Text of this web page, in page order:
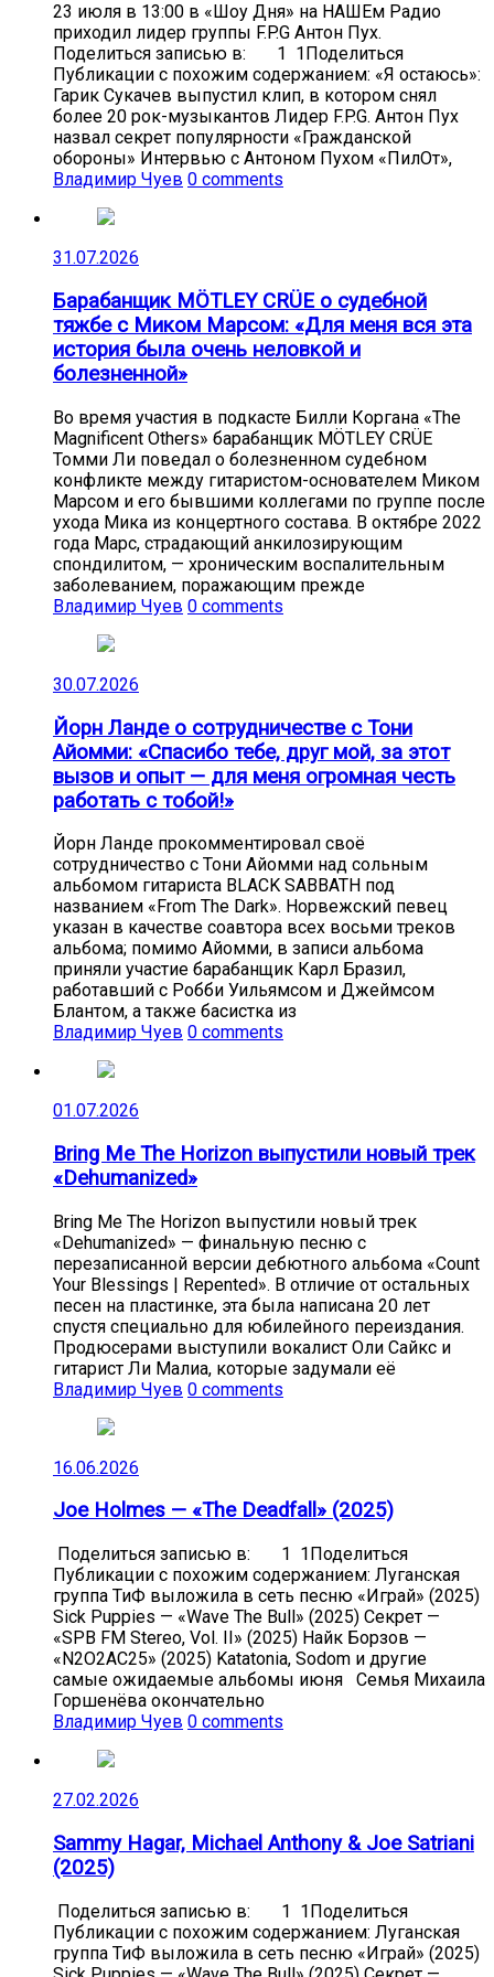
23 июля в 13:00 в «Шоу Дня» на НАШЕм Радио
приходил лидер группы F.P.G Антон Пух.
Поделиться записью в: 1 1Поделиться
Публикации с похожим содержанием: «Я остаюсь»:
Гарик Сукачев выпустил клип, в котором снял
более 20 рок-музыкантов Лидер F.P.G. Антон Пух
назвал секрет популярности «Гражданской
обороны» Интервью с Антоном Пухом «ПилОт»,
Владимир Чуев 0 comments
31.07.2026
Барабанщик MÖTLEY CRÜE о судебной
тяжбе с Миком Марсом: «Для меня вся эта
история была очень неловкой и
болезненной»
Во время участия в подкасте Билли Коргана «The
Magnificent Others» барабанщик MÖTLEY CRÜE
Томми Ли поведал о болезненном судебном
конфликте между гитаристом-основателем Миком
Марсом и его бывшими коллегами по группе после
ухода Мика из концертного состава. В октябре 2022
года Марс, страдающий анкилозирующим
спондилитом, — хроническим воспалительным
заболеванием, поражающим прежде
Владимир Чуев 0 comments
30.07.2026
Йорн Ланде о сотрудничестве с Тони
Айомми: «Спасибо тебе, друг мой, за этот
вызов и опыт — для меня огромная честь
работать с тобой!»
Йорн Ланде прокомментировал своё
сотрудничество с Тони Айомми над сольным
альбомом гитариста BLACK SABBATH под
названием «From The Dark». Норвежский певец
указан в качестве соавтора всех восьми треков
альбома; помимо Айомми, в записи альбома
приняли участие барабанщик Карл Бразил,
работавший с Робби Уильямсом и Джеймсом
Блантом, а также басистка из
Владимир Чуев 0 comments
01.07.2026
Bring Me The Horizon выпустили новый трек
«Dehumanized»
Bring Me The Horizon выпустили новый трек
«Dehumanized» — финальную песню с
перезаписанной версии дебютного альбома «Count
Your Blessings | Repented». В отличие от остальных
песен на пластинке, эта была написана 20 лет
спустя специально для юбилейного переиздания.
Продюсерами выступили вокалист Оли Сайкс и
гитарист Ли Малиа, которые задумали её
Владимир Чуев 0 comments
16.06.2026
Joe Holmes — «The Deadfall» (2025)
Поделиться записью в: 1 1Поделиться
Публикации с похожим содержанием: Луганская
группа ТиФ выложила в сеть песню «Играй» (2025)
Sick Puppies — «Wave The Bull» (2025) Секрет —
«SPB FM Stereo, Vol. II» (2025) Найк Борзов —
«N2O2AC25» (2025) Katatonia, Sodom и другие
самые ожидаемые альбомы июня Семья Михаила
Горшенёва окончательно
Владимир Чуев 0 comments
27.02.2026
Sammy Hagar, Michael Anthony & Joe Satriani
(2025)
Поделиться записью в: 1 1Поделиться
Публикации с похожим содержанием: Луганская
группа ТиФ выложила в сеть песню «Играй» (2025)